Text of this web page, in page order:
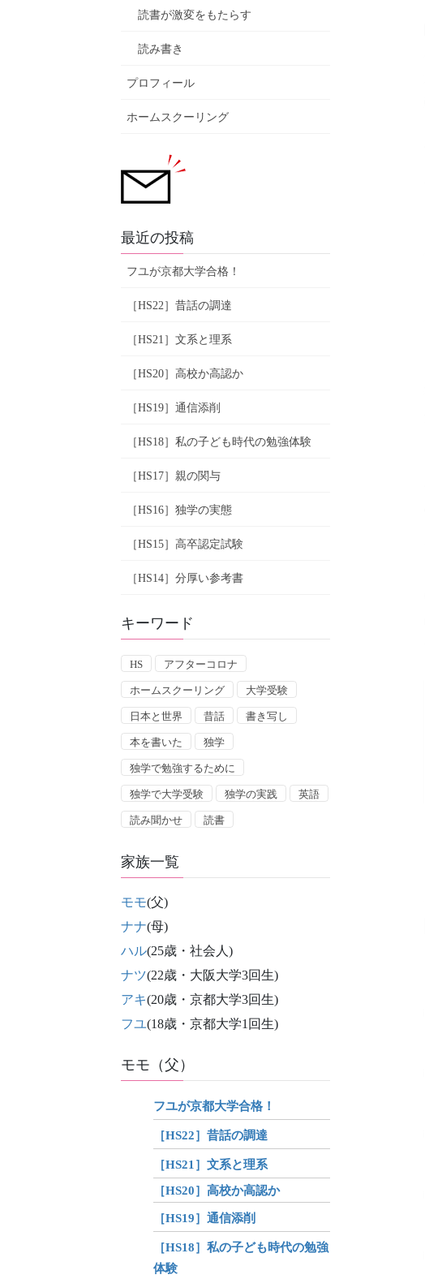
読書が激変をもたらす
読み書き
プロフィール
ホームスクーリング
最近の投稿
フユが京都大学合格！
［HS22］昔話の調達
［HS21］文系と理系
［HS20］高校か高認か
［HS19］通信添削
［HS18］私の子ども時代の勉強体験
［HS17］親の関与
［HS16］独学の実態
［HS15］高卒認定試験
［HS14］分厚い参考書
キーワード
HS アフターコロナ
ホームスクーリング 大学受験
日本と世界 昔話 書き写し
本を書いた 独学
独学で勉強するために
独学で大学受験 独学の実践 英語
読み聞かせ 読書
家族一覧
モモ(父)
ナナ(母)
ハル(25歳・社会人)
ナツ(22歳・大阪大学3回生)
アキ(20歳・京都大学3回生)
フユ(18歳・京都大学1回生)
モモ（父）
フユが京都大学合格！
［HS22］昔話の調達
［HS21］文系と理系
［HS20］高校か高認か
［HS19］通信添削
［HS18］私の子ども時代の勉強
体験